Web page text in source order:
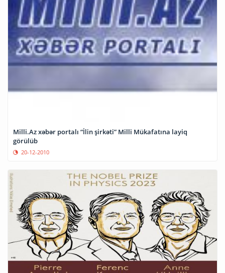
Milli.Az xəbər portalı “İlin şirkəti” Milli Mükafatına layiq
görülüb
20-12-2010